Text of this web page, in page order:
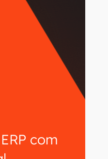
com